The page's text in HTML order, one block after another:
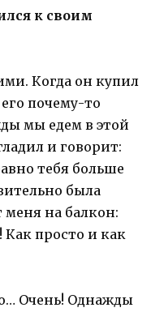
к своим
Когда он купил
почему-то
мы едем в этой
и говорит:
тебя больше
была
на балкон:
просто и как
Очень! Однажды